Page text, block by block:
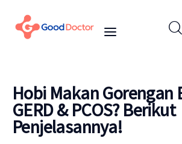
Untuk Bisnis
Hobi Makan Gorengan
GERD & PCOS? Berikut
Penjelasannya!